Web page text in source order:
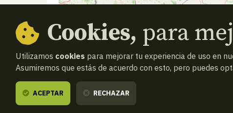
Cookies, para
Utilizamos cookies para mejorar tu experiencia de uso en
Asumiremos que estás de acuerdo con esto, pero puedes
ACEPTAR RECHAZAR